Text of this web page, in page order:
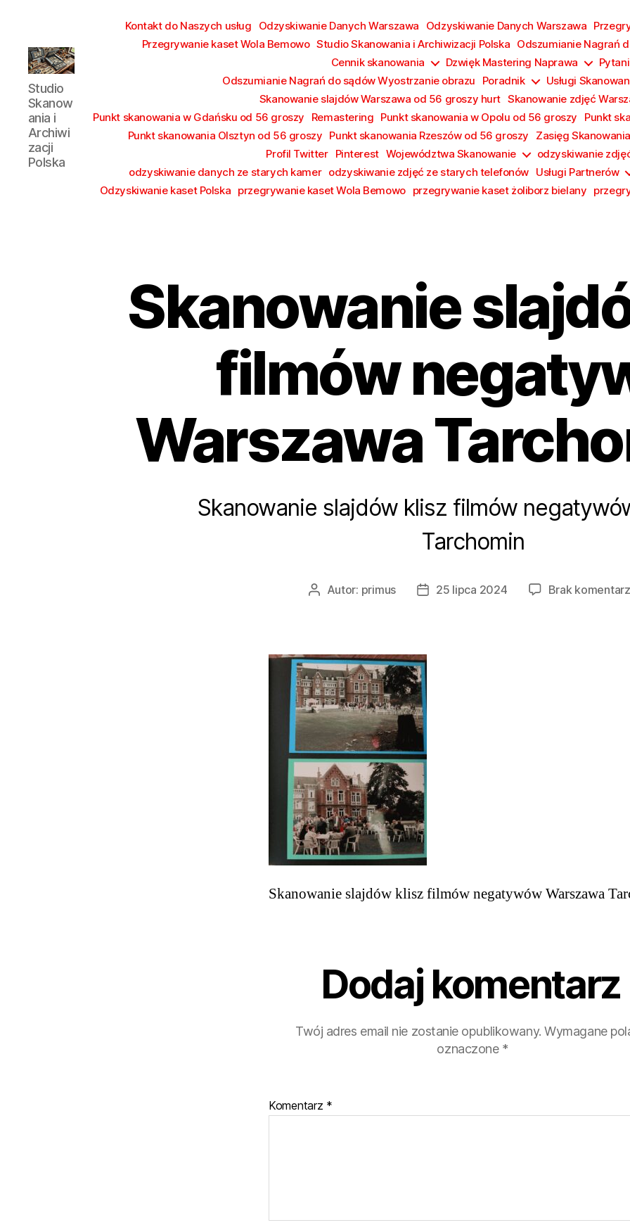
Studio
Skanowania
i
Archiwizacji
Polska
Studio
Skanow
ania i
Archiwi
zacji
Polska
Kontakt do Naszych usług Odzyskiwanie Danych Warszawa Odzyskiwanie Danych Warszawa
Przegrywanie kaset Wola Bemowo Studio Skanowania i Archiwizacji Polska Odszumianie Nagrań
Cennik skanowania
Dzwięk Mastering Naprawa
Odszumianie Nagrań do sądów Wyostrzanie obrazu
Poradnik
Usługi
Skanowanie slajdów Warszawa od 56 groszy hurt Skanowanie zdjęć
Punkt skanowania w Gdańsku od 56 groszy
Remastering Punkt skanowania w Opolu od 56 groszy
Punkt
Punkt skanowania Olsztyn od 56 groszy Punkt skanowania Rzeszów od 56 groszy
Zasięg Skanowania
Profil Twitter
Pinterest Województwa Skanowanie
odzyskiwanie
odzyskiwanie danych ze starych kamer odzyskiwanie zdjęć ze starych telefonów Usługi Partnerów
Odzyskiwanie kaset Polska przegrywanie kaset Wola Bemowo przegrywanie kaset żoliborz bielany
Skanowanie
filmów
Warszawa
Skanowanie slajdów klisz filmów
Tarchomin
AutorAutor: primus
Data25 lipca 2024 Brak
Skanowanie slajdów klisz filmów negatywów Warszawa
Dodaj komentarz
Twój adres email nie zostanie opublikowany. Wymagane
oznaczone *
Komentarz *